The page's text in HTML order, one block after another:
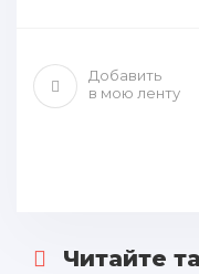
Добавить
в мою ленту
Читайте